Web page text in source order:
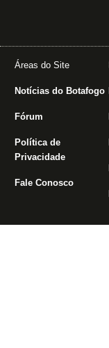
Áreas do Site
Notícias do Botafogo
Fórum
Política de
Privacidade
Fale Conosco